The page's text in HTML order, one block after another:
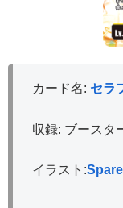
カード名: セラ
収録: ブースタ
イラスト: